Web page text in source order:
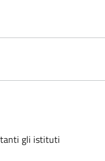
gli istituti